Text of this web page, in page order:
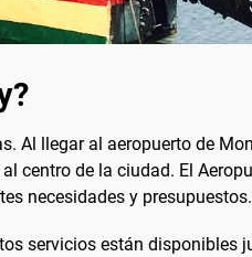
Al llegar al aeropuerto de
centro de la ciudad. El
necesidades y presupuestos.
servicios están disponibles